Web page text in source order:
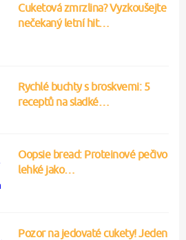
Cuketová zmrzlina? Vyzkoušejte
nečekaný letní hit…
Rychlé buchty s broskvemi: 5
receptů na sladké…
Oopsie bread: Proteinové pečivo
lehké jako…
Pozor na jedovaté cukety! Jeden